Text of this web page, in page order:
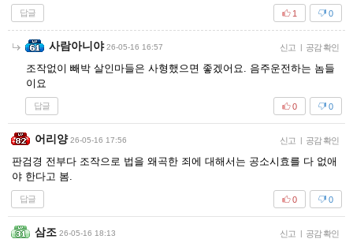
답글 0
1
사람아니야 26-05-16 16:57 신고 | 공감 확인
조작없이 빼박 살인마들은 사형했으면 좋겠어요. 음주운전하는 놈들
이요
답글 0
0
어리양 26-05-16 17:56 신고 | 공감 확인
판검경 전부다 조작으로 법을 왜곡한 죄에 대해서는 공소시효를 다 없애
야 한다고 봄.
답글 0
0
삼조 26-05-16 18:13 신고 | 공감 확인